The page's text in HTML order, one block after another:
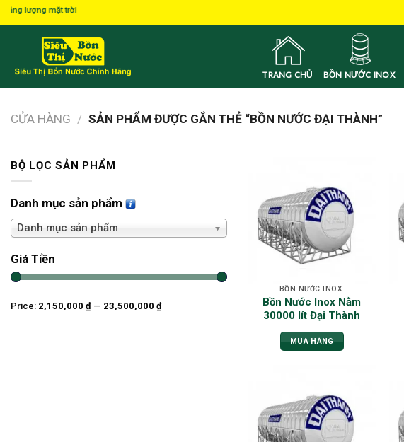
Skip
to
mặt trời
TRANG CHỦ BỒN NƯỚC INOX
CỬA HÀNG / SẢN PHẨM ĐƯỢC GẮN THẺ “BỒN NƯỚC ĐẠI THÀNH”
BỘ LỌC SẢN PHẨM
Danh mục sản phẩm
Danh mục sản phẩm
Giá Tiền
Price: 2,150,000 ₫ — 23,500,000 ₫
BỒN NƯỚC INOX
Bồn Nước Inox Nằm
30000 lít Đại Thành
MUA HÀNG